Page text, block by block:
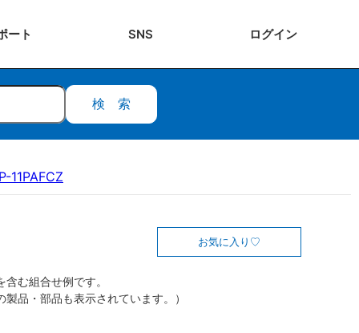
ート SNS ログイン
検索
11PAFCZ
お気に入り
む組合せ例です。
製品・部品も表示されています。）